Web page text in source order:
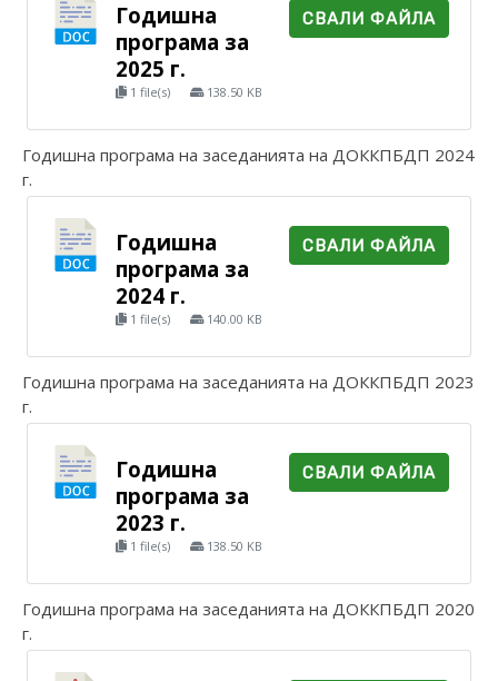
Годишна
програма за
2025 г.
1 file(s) 138.50 KB
СВАЛИ ФАЙЛА
Годишна програма на заседанията на ДОККПБДП 2024
г.
Годишна
програма за
2024 г.
1 file(s) 140.00 KB
СВАЛИ ФАЙЛА
Годишна програма на заседанията на ДОККПБДП 2023
г.
Годишна
програма за
2023 г.
1 file(s) 138.50 KB
СВАЛИ ФАЙЛА
Годишна програма на заседанията на ДОККПБДП 2020
г.